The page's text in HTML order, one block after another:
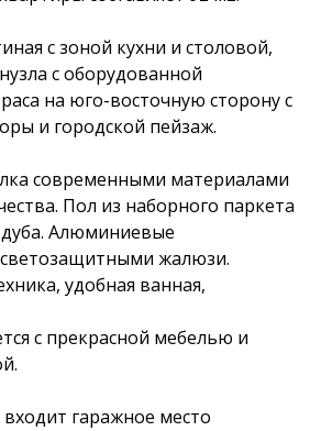
с зоной кухни и столовой,
с оборудованной
на юго-восточную сторону с
и городской пейзаж.
современными материалами
Пол из наборного паркета
Алюминиевые
светозащитными жалюзи.
удобная ванная,
с прекрасной мебелью и
гаражное место